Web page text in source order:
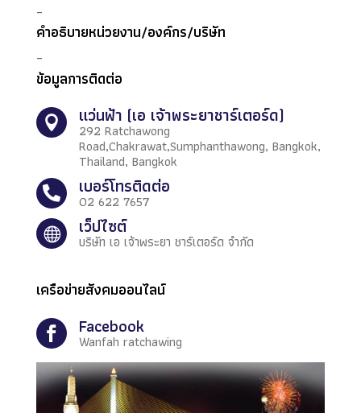
–
คำอธิบายหน่วยงาน/องค์กร/บริษัท
–
ข้อมูลการติดต่อ
 แว่นฟ้า (เอ เจ้าพระยาชาร์เตอร์ด)
292 Ratchawong
Road,Chakrawat,Sumphanthawong, Bangkok,
Thailand, Bangkok
 เบอร์โทรติดต่อ
02 622 7657
 เว็ปไซต์
บริษัท เอ เจ้าพระยา ชาร์เตอร์ด จำกัด
เครือข่ายสังคมออนไลน์
 Facebook
Wanfah ratchawing